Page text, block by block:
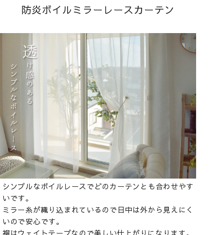
防炎ボイルミラーレースカーテン
シンプルなボイルレースでどのカーテンとも合わせやす
いです。
ミラー糸が織り込まれているので日中は外から見えにく
いので安心です。
裾はウェイトテープなので美しい仕上がりになります。